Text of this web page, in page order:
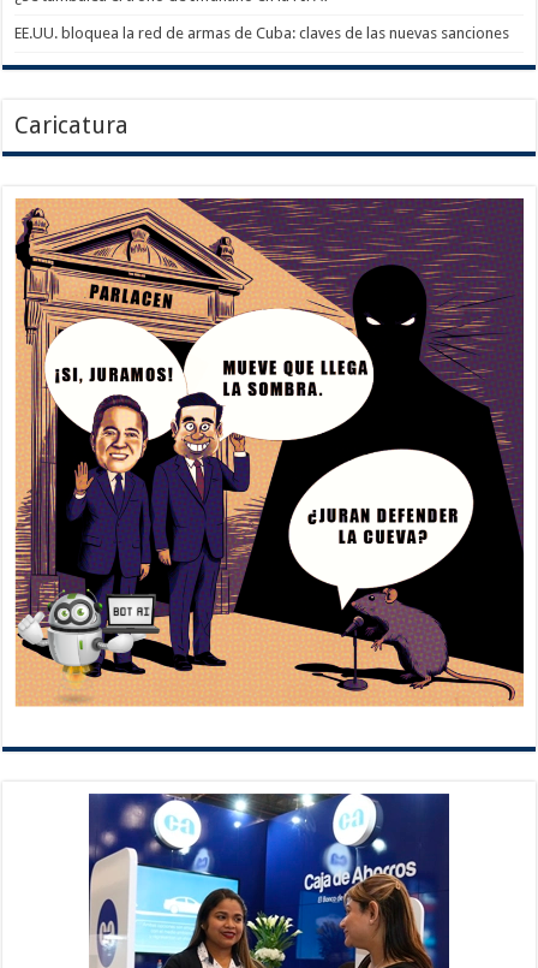
EE.UU. bloquea la red de armas de Cuba: claves de las nuevas sanciones
Caricatura